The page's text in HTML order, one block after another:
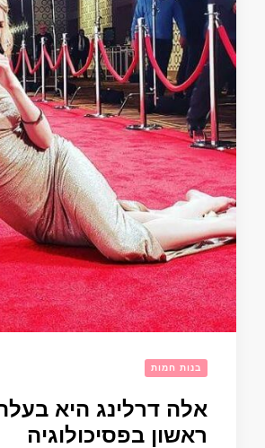
בנות חמות
אלה דרלינג היא
ראשון בפסיכולוגיה